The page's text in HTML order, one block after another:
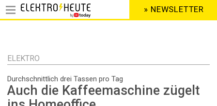
Inhalt
HEADER
MENU
» NEWSLETTER
ELEKTRO
Durchschnittlich drei Tassen pro Tag
Auch die Kaffeemaschine zügelt